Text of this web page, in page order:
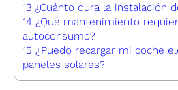
13 ¿Cuánto dura la instalación
14 ¿Qué mantenimiento
autoconsumo?
15 ¿Puedo recargar mi coche
paneles solares?